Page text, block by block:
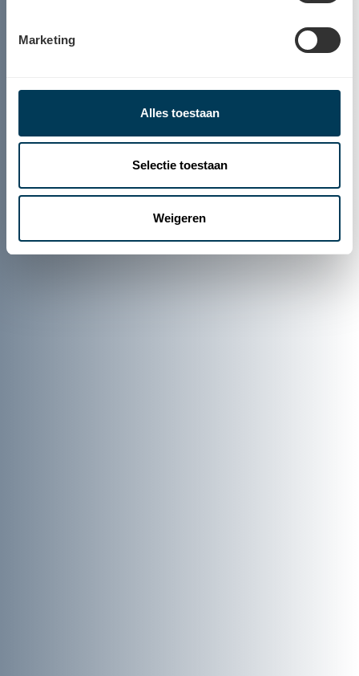
Marketing
Alles toestaan
Selectie toestaan
Weigeren